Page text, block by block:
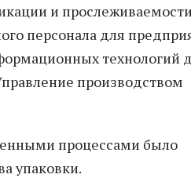
и прослеживаемости
персонала для
технологий
производством
процессами было
упаковки.